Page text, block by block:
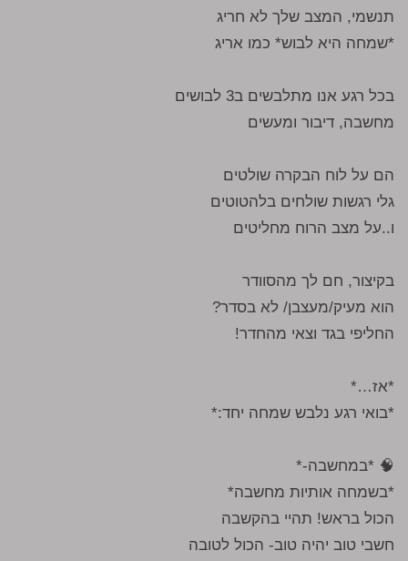
תנשמי, המצב שלך לא חריג
*שמחה היא לבוש* כמו אריג
בכל רגע אנו מתלבשים ב3 לבושים
מחשבה, דיבור ומעשים
הם על לוח הבקרה שולטים
גלי רגשות שולחים בלהטוטים
ו..על מצב הרוח מחליטים
בקיצור, חם לך מהסוודר
הוא מעיק/מעצבן/ לא בסדר?
החליפי בגד וצאי מהחדר!
*אז…*
*בואי רגע נלבש שמחה יחד:*
🧠 *במחשבה-*
*בשמחה אותיות מחשבה*
הכול בראש! תהיי בהקשבה
חשבי טוב יהיה טוב- הכול לטובה